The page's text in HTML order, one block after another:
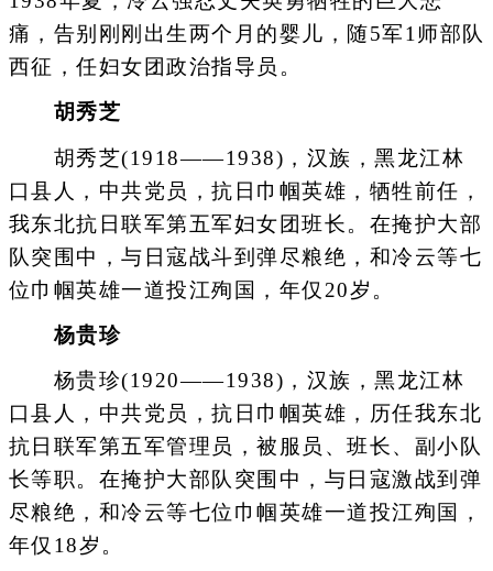
痛，告别刚刚出生两个月的婴儿，随5军1师部队
西征，任妇女团政治指导员。
胡秀芝
胡秀芝(1918——1938)，汉族，黑龙江林
口县人，中共党员，抗日巾帼英雄，牺牲前任，
我东北抗日联军第五军妇女团班长。在掩护大部
队突围中，与日寇战斗到弹尽粮绝，和冷云等七
位巾帼英雄一道投江殉国，年仅20岁。
杨贵珍
杨贵珍(1920——1938)，汉族，黑龙江林
口县人，中共党员，抗日巾帼英雄，历任我东北
抗日联军第五军管理员，被服员、班长、副小队
长等职。在掩护大部队突围中，与日寇激战到弹
尽粮绝，和冷云等七位巾帼英雄一道投江殉国，
年仅18岁。